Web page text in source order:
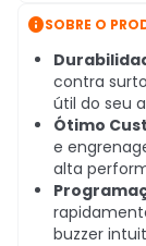
SOBRE O
contra
útil do seu
Ótimo
e
alta
buzzer